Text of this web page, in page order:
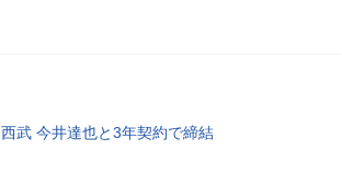
西武 今井達也と3年契約で締結